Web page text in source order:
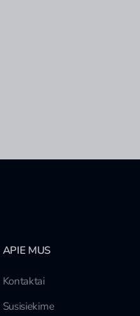
APIE MUS
Kontaktai
Susisiekime